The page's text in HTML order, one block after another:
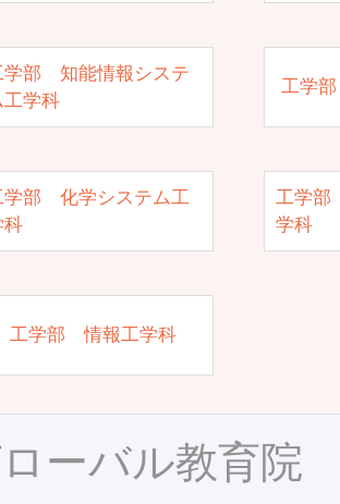
学部 知能情報システ
工学科
工学
学部 化学システム工
科
工学部
学科
工学部 情報工学科
ーバル教育院